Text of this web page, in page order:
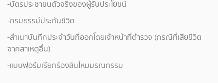
-บัตรประชาชนตัวจริงของผู้รับประโยชน์
-กรมธรรม์ประกันชีวิต
-สำเนาบันทึกประจำวันที่ออกโดยเจ้าหน้าที่ตำรวจ (กรณีที่เสียชีวิต
จากสาเหตุอื่น)
-แบบฟอร์มเรียกร้องสินไหมมรณกรรม